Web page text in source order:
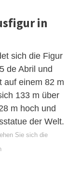
in
sich die Figur
de Abril und
auf einem 82 m
133 m über
m hoch und
der Welt.
Sie sich die